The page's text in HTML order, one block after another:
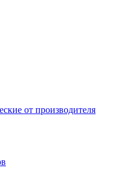
от производителя